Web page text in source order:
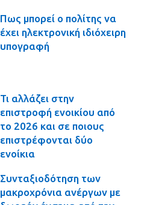
Πως μπορεί ο πολίτης να
έχει ηλεκτρονική ιδιόχειρη
υπογραφή
Τι αλλάζει στην
επιστροφή ενοικίου από
το 2026 και σε ποιους
επιστρέφονται δύο
ενοίκια
Συνταξιοδότηση των
μακροχρόνια ανέργων με